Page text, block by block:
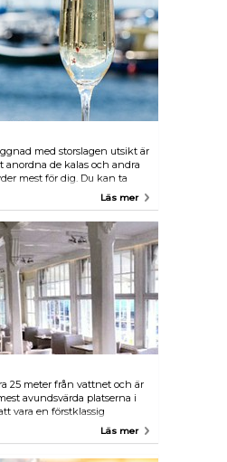
enligt årstiderna för att få
gårdar har att erbjuda.
med storslagen utsikt är
anordna de kalas och andra
mest för dig. Du kan ta
konstgalleriet ellerLäs mer
25 meter från vattnet och är
avundsvärda platserna i
vara en förstklassig
Krog en avslappnad och
Läs mer